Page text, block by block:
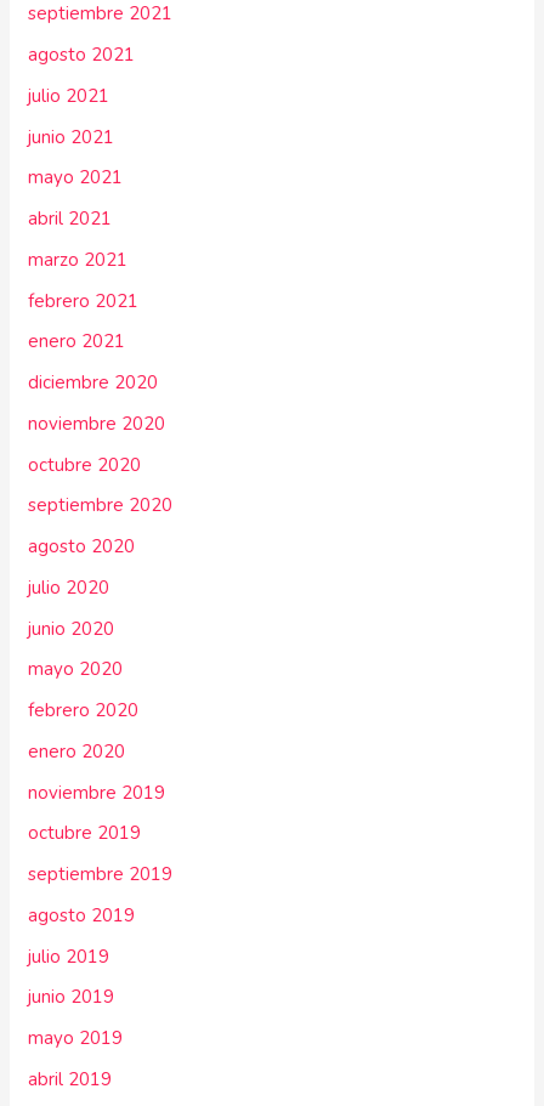
septiembre 2021
agosto 2021
julio 2021
junio 2021
mayo 2021
abril 2021
marzo 2021
febrero 2021
enero 2021
diciembre 2020
noviembre 2020
octubre 2020
septiembre 2020
agosto 2020
julio 2020
junio 2020
mayo 2020
febrero 2020
enero 2020
noviembre 2019
octubre 2019
septiembre 2019
agosto 2019
julio 2019
junio 2019
mayo 2019
abril 2019